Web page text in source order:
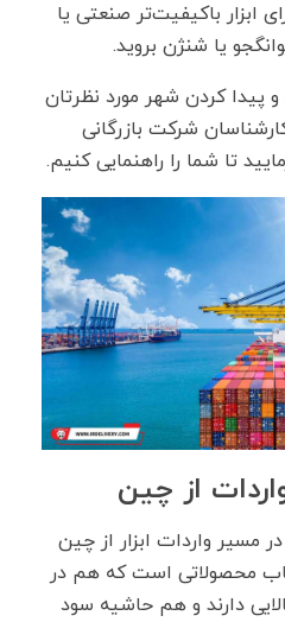
ابزار باکیفیت‌تر صنعتی یا
یا شنژن بروید.
و پیدا کردن شهر مورد نظرتان
کارشناسان شرکت بازرگانی
از چین
مسیر واردات ابزار از چین
محصولاتی است که هم در
دارند و هم حاشیه سود